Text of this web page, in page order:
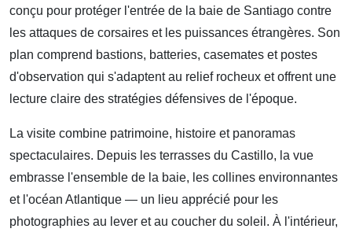
conçu pour protéger l'entrée de la baie de Santiago contre
les attaques de corsaires et les puissances étrangères. Son
plan comprend bastions, batteries, casemates et postes
d'observation qui s'adaptent au relief rocheux et offrent une
lecture claire des stratégies défensives de l'époque.
La visite combine patrimoine, histoire et panoramas
spectaculaires. Depuis les terrasses du Castillo, la vue
embrasse l'ensemble de la baie, les collines environnantes
et l'océan Atlantique — un lieu apprécié pour les
photographies au lever et au coucher du soleil. À l'intérieur,